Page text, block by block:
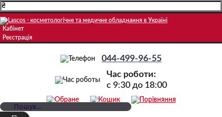
₴
Кабінет
Реєстрація
044-499-96-55
Час роботи:
c 9:30 до 18:00